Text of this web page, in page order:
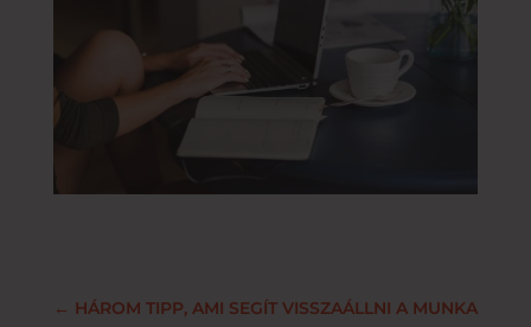
← HÁROM TIPP, AMI SEGÍT VISSZAÁLLNI A MUNKA